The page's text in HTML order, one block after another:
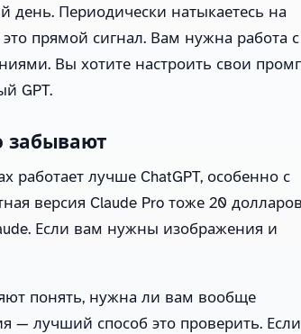
день. Периодически натыкаетесь на
прямой сигнал. Вам нужна работа с
Вы хотите настроить свои
GPT.
забывают
работает лучше ChatGPT, особенно с
версия Claude Pro тоже 20
Если вам нужны изображения и
понять, нужна ли вам вообще
— лучший способ это проверить. Если